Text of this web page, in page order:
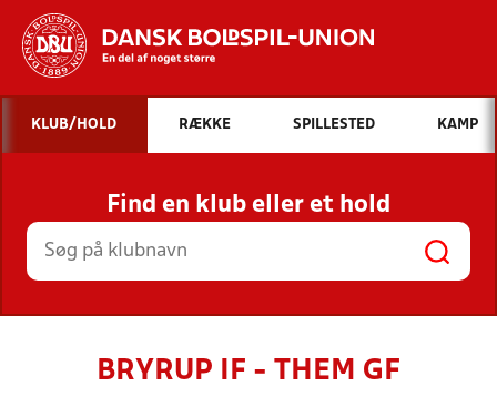
Hvad vil du søge efter?
INDHOLD OG NYHEDER
STILLINGER, RESULTATER, KLUBBER OG
HOLD
KLUB/HOLD RÆKKE SPILLESTED KAMP
Find en klub eller et hold
BRYRUP IF - THEM GF